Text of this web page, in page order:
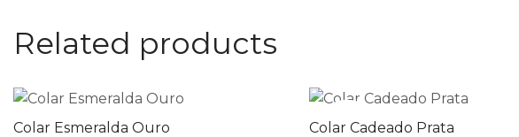
Related products
Colar Esmeralda Ouro SOLD
Colar Cadeado Prata